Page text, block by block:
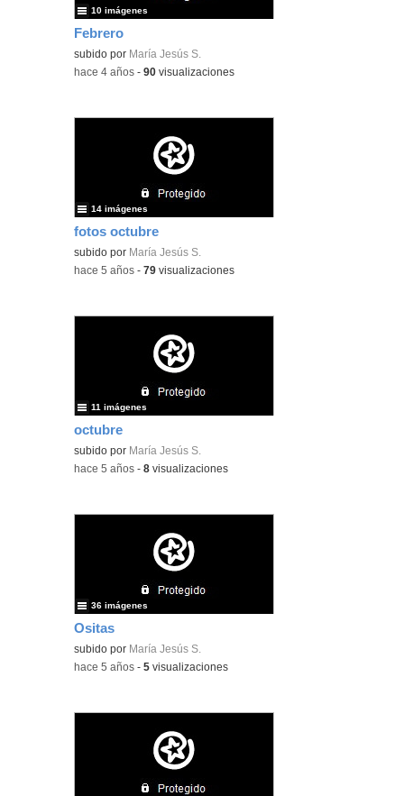
Febrero
subido por María Jesús S.
10 imágenes
-hace 4 años -90 visualizaciones
fotos octubre
subido por María Jesús S.
14 imágenes
-hace 5 años -79 visualizaciones
octubre
subido por María Jesús S.
11 imágenes
-hace 5 años -8 visualizaciones
Ositas
subido por María Jesús S.
36 imágenes
-hace 5 años -5 visualizaciones